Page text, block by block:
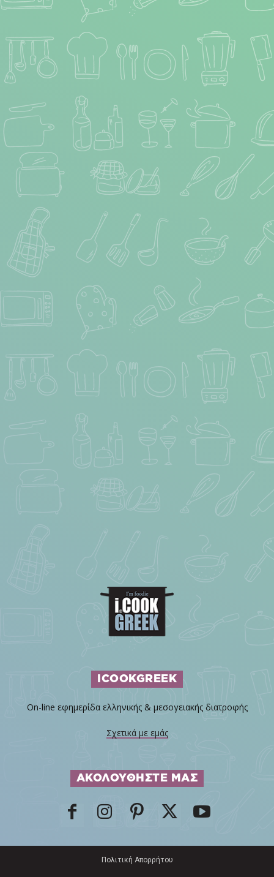
ICOOKGREEK
On-line εφημερίδα ελληνικής & μεσογειακής διατροφής
Σχετικά με εμάς
ΑΚΟΛΟΥΘΗΣΤΕ ΜΑΣ
Πολιτική Απορρήτου